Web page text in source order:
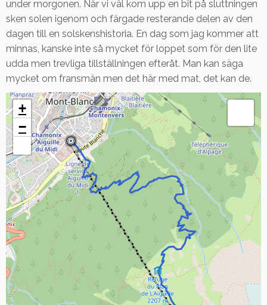
under morgonen. När vi väl kom upp en bit på sluttningen
sken solen igenom och färgade resterande delen av den
dagen till en solskenshistoria. En dag som jag kommer att
minnas, kanske inte så mycket för loppet som för den lite
udda men trevliga tillställningen efteråt. Man kan säga
mycket om fransmän men det här med mat, det kan de.
+
−